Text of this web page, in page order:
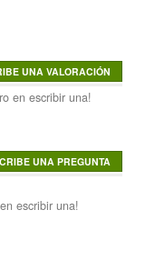
en escribir una!
escribir una!